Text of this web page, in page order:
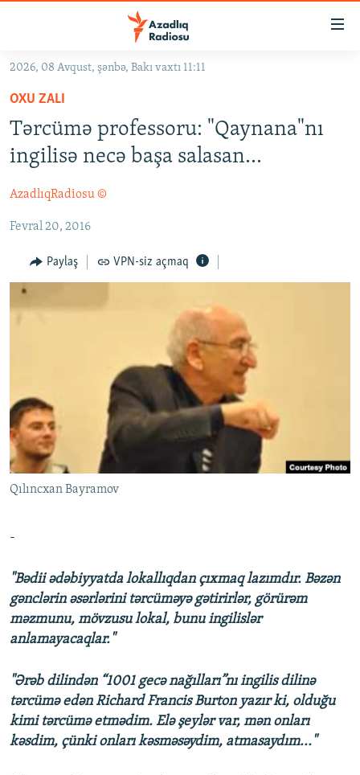
Əsas
qayıt
Əsas
naviqasiyaya
qayıt
Axtarışa
KORRUPSIOMETR
#ƏSLINDƏ
FƏRQƏ BAX
QANUNI DOĞRU
ARAŞDIRMA
MULTIMEDIA
KARIKATURA
AZƏRBAYCAN ƏDƏBIYYATI KITABXANASI
İSLAM VƏ DEMOKRATIYA
İZ - MƏDƏNIYYƏT PROQRAMI
PEŞƏ ETIKASI VƏ JURNALISTIKA STANDARTLARIMIZ
MATERIALLARIMIZDAN ISTIFADƏ
AZADLIQRADIOSU MOBIL TELEFONUNUZDA
BIZIMLƏ ƏLAQƏ
RFE/RL-in bütün saytları
2026, 08 Avqust, şənbə, Bakı vaxtı 11:11
OXU ZALI
Tərcümə professoru: "Qaynana"nı
ingilisə necə başa salasan...
AzadlıqRadiosu ©
Fevral 20, 2016
Paylaş VPN-siz açmaq
Qılıncxan Bayramov
-
"Bədii ədəbiyyatda lokallıqdan çıxmaq lazımdır. Bəzən
gənclərin əsərlərini tərcüməyə gətirirlər, görürəm
məzmunu, mövzusu lokal, bunu ingilislər
anlamayacaqlar."
"Ərəb dilindən “1001 gecə nağılları”nı ingilis dilinə
tərcümə edən Richard Francis Burton yazır ki, olduğu
kimi tərcümə etmədim. Elə şeylər var, mən onları
kəsdim, çünki onları kəsməsəydim, atmasaydım..."